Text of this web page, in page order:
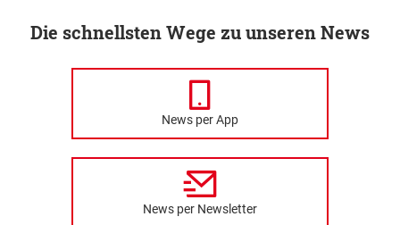
Die schnellsten Wege zu unseren News
News per App
News per Newsletter